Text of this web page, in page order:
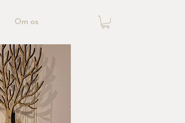
Om os